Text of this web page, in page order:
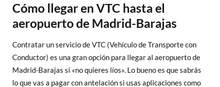
Cómo llegar en VTC hasta el
aeropuerto de Madrid-Barajas
Contratar un servicio de VTC (Vehículo de Transporte con
Conductor) es una gran opción para llegar al aeropuerto de
Madrid-Barajas si «no quieres líos». Lo bueno es que sabrás
lo que vas a pagar con antelación si usas aplicaciones como